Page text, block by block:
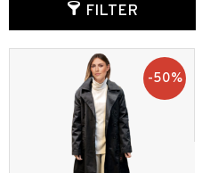
FILTER
50%